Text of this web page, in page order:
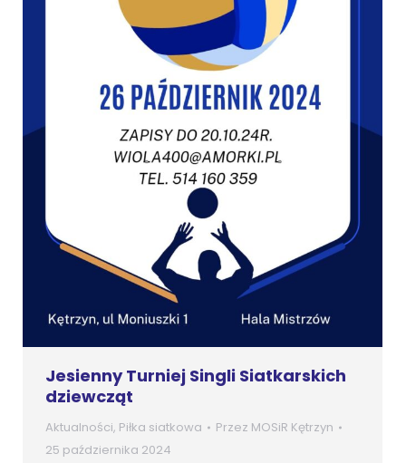
Jesienny Turniej Singli Siatkarskich
dziewcząt
Aktualności, Piłka siatkowa Przez MOSiR Kętrzyn
25 października 2024